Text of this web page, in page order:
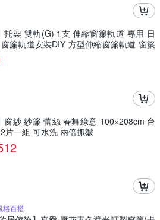
托架 雙軌(G) 1支 伸縮窗簾軌道 專用 日
簾軌道安裝DIY 方型伸縮窗簾軌道 窗簾
窗紗 紗簾 蕾絲 春舞綠意 100×208cm 台
片一組 可水洗 兩倍抓皺
格百搭